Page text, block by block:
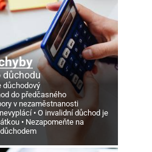
důchodu
důchodový
do předčasného
v nezaměstnanosti
O invalidní důchod je
Nezapomeňte na